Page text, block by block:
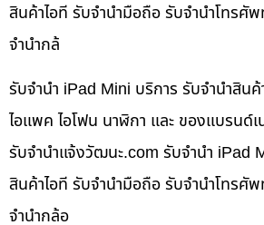
สินค้าไอที รับจำนำมือถือ รับจำนำโทรศั
จำนำกล้
รับจำนำ iPad Mini บริการ รับจำนำสิน
ไอแพค ไอโฟน นาฬิกา และ ของแบรนด์
รับจํานําแจ้งวัฒนะ.com รับจำนำ iPad
สินค้าไอที รับจำนำมือถือ รับจำนำโทรศั
จำนำกล้อ